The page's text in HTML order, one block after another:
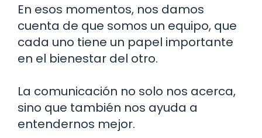
En esos momentos, nos damos
cuenta de que somos un equipo, que
cada uno tiene un papel importante
en el bienestar del otro.
La comunicación no solo nos acerca,
sino que también nos ayuda a
entendernos mejor.